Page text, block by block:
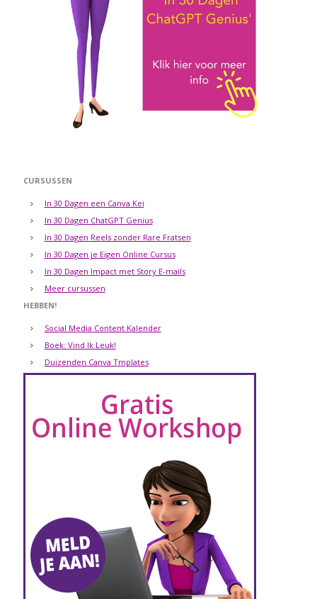
CURSUSSEN
In 30 Dagen een Canva Kei
In 30 Dagen ChatGPT Genius
In 30 Dagen Reels zonder Rare Fratsen
In 30 Dagen je Eigen Online Cursus
In 30 Dagen Impact met Story E-mails
Meer cursussen
HEBBEN!
Social Media Content Kalender
Boek: Vind Ik Leuk!
Duizenden Canva Tmplates